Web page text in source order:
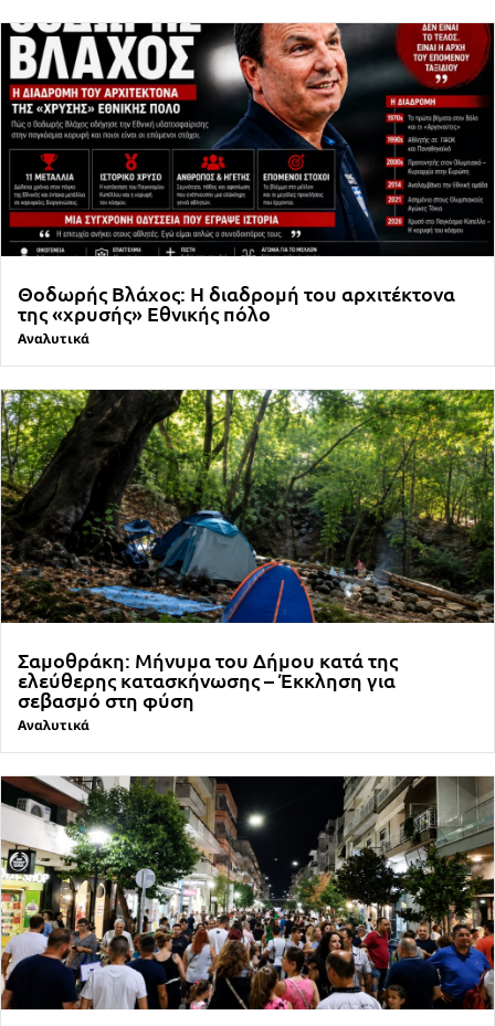
Θοδωρής Βλάχος: Η διαδρομή του αρχιτέκτονα
της «χρυσής» Εθνικής πόλο
Αναλυτικά
Σαμοθράκη: Μήνυμα του Δήμου κατά της
ελεύθερης κατασκήνωσης – Έκκληση για
σεβασμό στη φύση
Αναλυτικά